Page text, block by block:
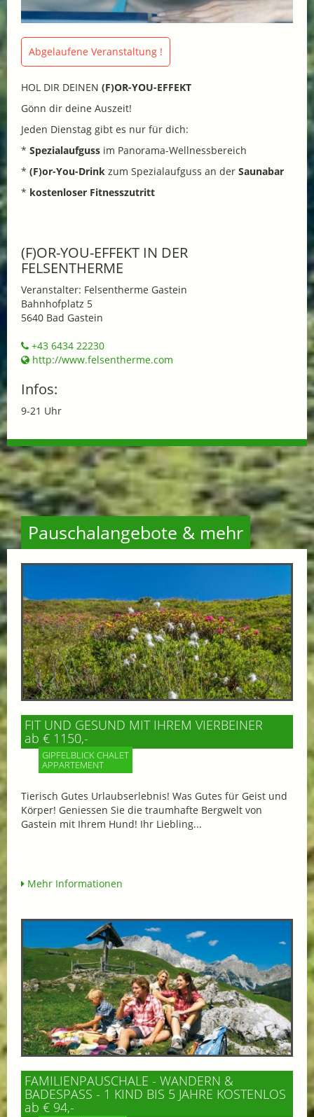
Abgelaufene Veranstaltung !
HOL DIR DEINEN (F)OR-YOU-EFFEKT
Gönn dir deine Auszeit!
Jeden Dienstag gibt es nur für dich:
* Spezialaufguss im Panorama-Wellnessbereich
* (F)or-You-Drink zum Spezialaufguss an der Saunabar
* kostenloser Fitnesszutritt
(F)OR-YOU-EFFEKT IN DER
FELSENTHERME
Veranstalter: Felsentherme Gastein
Bahnhofplatz 5
5640 Bad Gastein
+43 6434 22230
http://www.felsentherme.com
Infos:
9-21 Uhr
Pauschalangebote & mehr
FIT UND GESUND MIT IHREM VIERBEINER
ab € 1150,-
GIPFELBLICK CHALET
APPARTEMENT
Tierisch Gutes Urlaubserlebnis! Was Gutes für Geist und
Körper! Geniessen Sie die traumhafte Bergwelt von
Gastein mit Ihrem Hund! Ihr Liebling...
Mehr Informationen
FAMILIENPAUSCHALE - WANDERN &
BADESPASS - 1 KIND BIS 5 JAHRE KOSTENLOS
ab € 94,-